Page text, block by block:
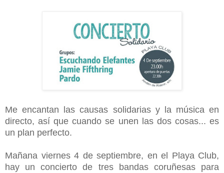
Me encantan las causas solidarias y la música en
directo, así que cuando se unen las dos cosas... es
un plan perfecto.
Mañana viernes 4 de septiembre, en el Playa Club,
hay un concierto de tres bandas coruñesas para